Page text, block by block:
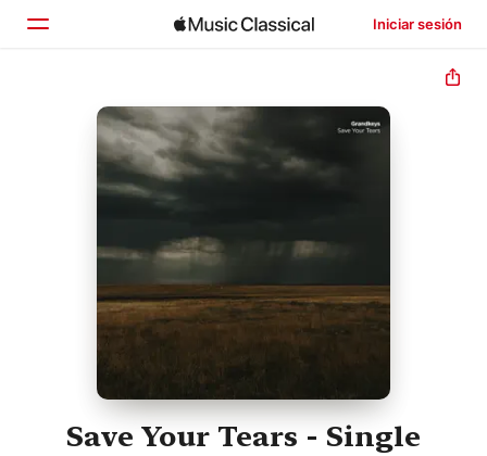
Iniciar sesión
Inicio
Explorar
Buscar
Save Your Tears - Single